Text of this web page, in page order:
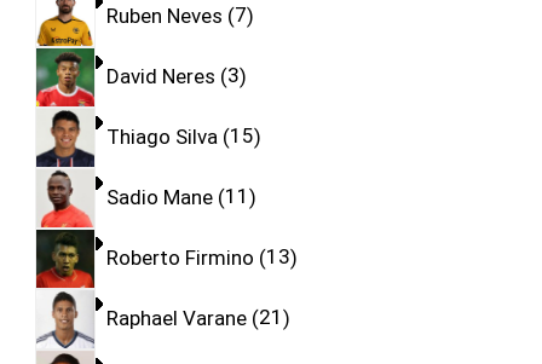
Ruben Neves 7
David Neres 3
Thiago Silva 15
Sadio Mane 11
Roberto Firmino 13
Raphael Varane 21